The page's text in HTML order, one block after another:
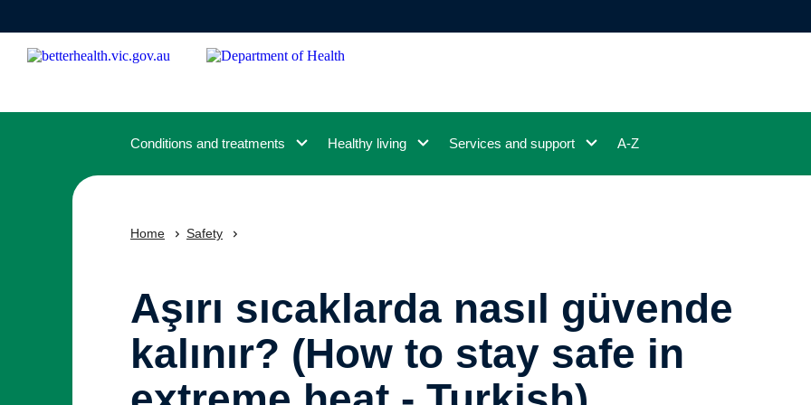
content
Conditions and treatments Healthy living Services and support A-Z
Home Safety
Aşırı sıcaklarda nasıl güvende
kalınır? (How to stay safe in